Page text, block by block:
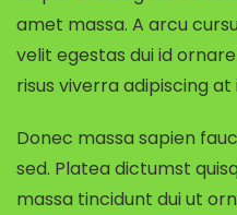
amet massa. A arcu
velit egestas dui id
risus viverra adipiscing at
Donec massa sapien
sed. Platea dictumst
massa tincidunt dui ut